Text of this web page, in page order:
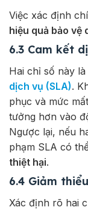
Việc xác định
hiệu quả bảo vệ
6.3 Cam kết
Hai chỉ số này là
dịch vụ (SLA).
phục và mức
tưởng hơn vào
Ngược lại, nếu
phạm SLA có
thiệt hại.
6.4 Giảm
Xác định rõ hai